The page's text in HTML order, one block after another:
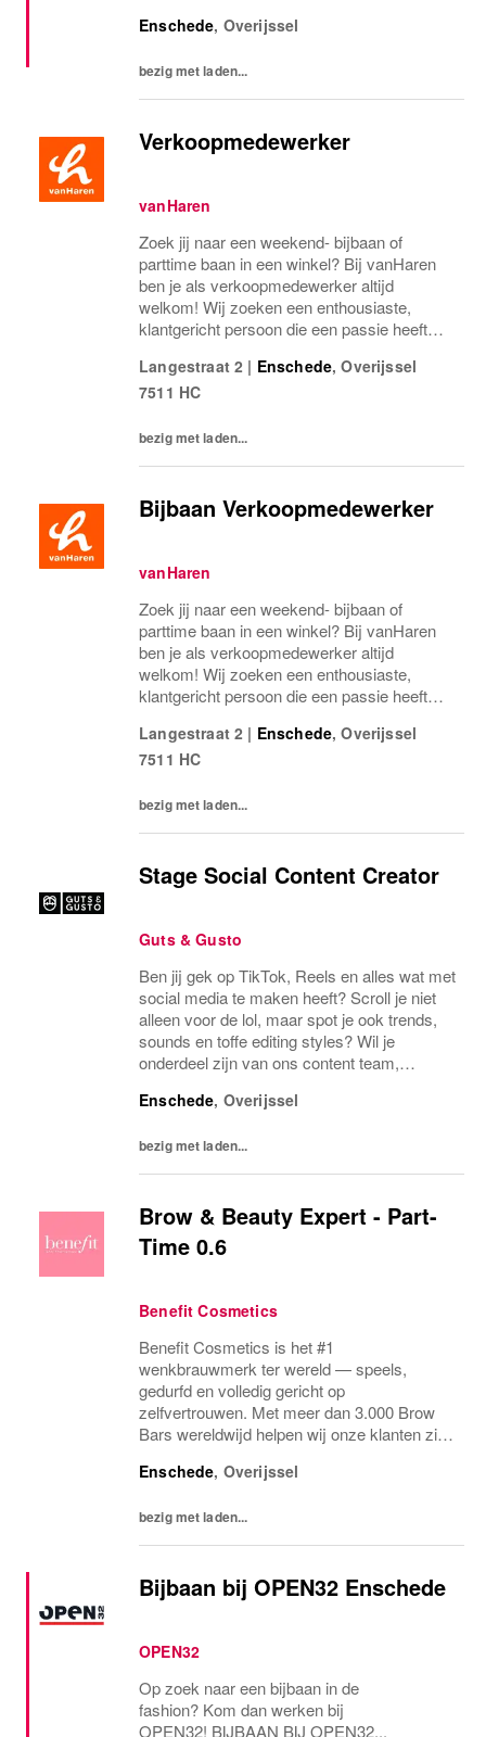
Store in Enschede zijn we op zoek naar een
Enschede, Overijssel
bezig met laden...
Verkoopmedewerker
vanHaren
Zoek jij naar een weekend- bijbaan of
parttime baan in een winkel? Bij vanHaren
ben je als verkoopmedewerker altijd
welkom! Wij zoeken een enthousiaste,
klantgericht persoon die een passie heeft
Misschien heb je al ervaring als verkoper in
een winkel, sales...
Langestraat 2 | Enschede,Overijssel
7511 HC
bezig met laden...
Bijbaan Verkoopmedewerker
vanHaren
Zoek jij naar een weekend- bijbaan of
parttime baan in een winkel? Bij vanHaren
ben je als verkoopmedewerker altijd
welkom! Wij zoeken een enthousiaste,
klantgericht persoon die een passie heeft
Misschien heb je al ervaring als verkoper in
een winkel, sales...
Langestraat 2 | Enschede,Overijssel
7511 HC
bezig met laden...
Stage Social Content Creator
Guts & Gusto
Ben jij gek op TikTok, Reels en alles wat met
social media te maken heeft? Scroll je niet
alleen voor de lol, maar spot je ook trends,
sounds en toffe editing styles? Wil je
onderdeel zijn van ons content team,
Creator en mee op shoots en content
Enschede, Overijssel
bezig met laden...
Brow & Beauty Expert - Part-
Time 0.6
Benefit Cosmetics
Benefit Cosmetics is het #1
wenkbrauwmerk ter wereld — speels,
gedurfd en volledig gericht op
zelfvertrouwen. Met meer dan 3.000 Brow
Bars wereldwijd helpen wij onze klanten zich
wenkbrauwen en leuke, makkelijk te
Enschede, Overijssel
bezig met laden...
Bijbaan bij OPEN32 Enschede
OPEN32
Op zoek naar een bijbaan in de
fashion? Kom dan werken bij
OPEN32! BIJBAAN BIJ OPEN32...